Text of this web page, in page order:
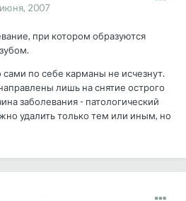
2007
при котором образуются
по себе карманы не исчезнут.
лишь на снятие острого
заболевания - патологический
удалить только тем или иным, но